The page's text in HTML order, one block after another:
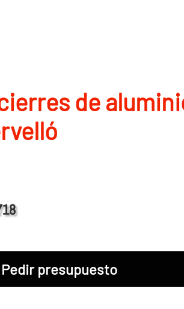
de
Pedir presupuesto